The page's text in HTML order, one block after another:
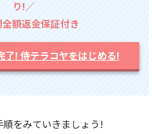
り!／
額返金保証付き
了! 侍テラコヤをはじめる!
順をみていきましょう!